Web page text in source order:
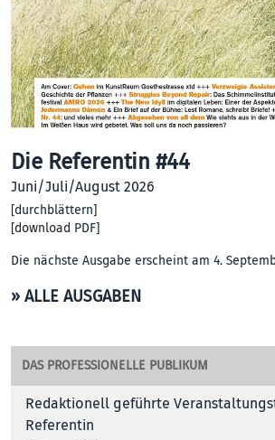
Die Referentin #44
Juni/Juli/August 2026
[durchblättern]
[download PDF]
Die nächste Ausgabe erscheint am 4.
» ALLE AUSGABEN
DAS PROFESSIONELLE PUBLIKUM
Redaktionell geführte
Referentin